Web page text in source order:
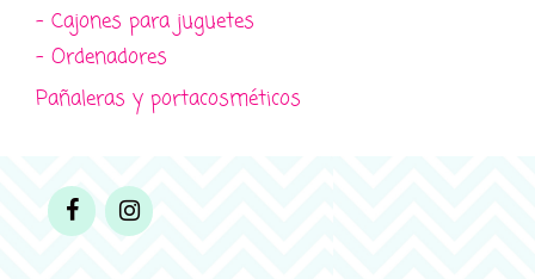
- Cajones para juguetes
- Ordenadores
Pañaleras y portacosméticos